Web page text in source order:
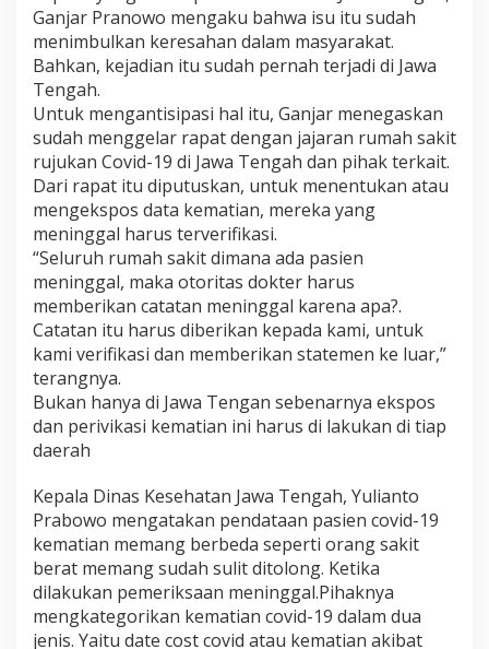
Ganjar Pranowo mengaku bahwa isu itu sudah
menimbulkan keresahan dalam masyarakat.
Bahkan, kejadian itu sudah pernah terjadi di Jawa
Tengah.
Untuk mengantisipasi hal itu, Ganjar menegaskan
sudah menggelar rapat dengan jajaran rumah sakit
rujukan Covid-19 di Jawa Tengah dan pihak terkait.
Dari rapat itu diputuskan, untuk menentukan atau
mengekspos data kematian, mereka yang
meninggal harus terverifikasi.
“Seluruh rumah sakit dimana ada pasien
meninggal, maka otoritas dokter harus
memberikan catatan meninggal karena apa?.
Catatan itu harus diberikan kepada kami, untuk
kami verifikasi dan memberikan statemen ke luar,”
terangnya.
Bukan hanya di Jawa Tengan sebenarnya ekspos
dan perivikasi kematian ini harus di lakukan di tiap
daerah
Kepala Dinas Kesehatan Jawa Tengah, Yulianto
Prabowo mengatakan pendataan pasien covid-19
kematian memang berbeda seperti orang sakit
berat memang sudah sulit ditolong. Ketika
dilakukan pemeriksaan meninggal.Pihaknya
mengkategorikan kematian covid-19 dalam dua
jenis. Yaitu date cost covid atau kematian akibat